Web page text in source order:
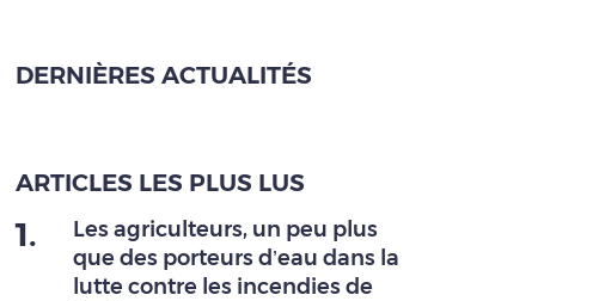
DERNIÈRES ACTUALITÉS
ARTICLES LES PLUS LUS
1.
Les agriculteurs, un peu plus
que des porteurs d’eau dans la
lutte contre les incendies de